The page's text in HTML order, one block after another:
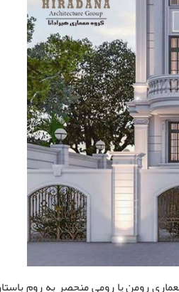
رومن یا رومی منحصر به روم